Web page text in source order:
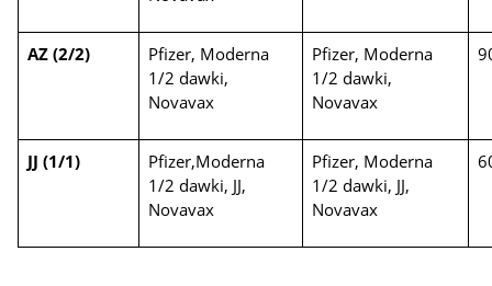
AZ (2/2)
Pfizer, Moderna
1/2 dawki,
Novavax
Pfizer, Moderna
1/2 dawki,
Novavax
JJ (1/1)
Pfizer,Moderna
1/2 dawki, JJ,
Novavax
Pfizer, Moderna
1/2 dawki, JJ,
Novavax